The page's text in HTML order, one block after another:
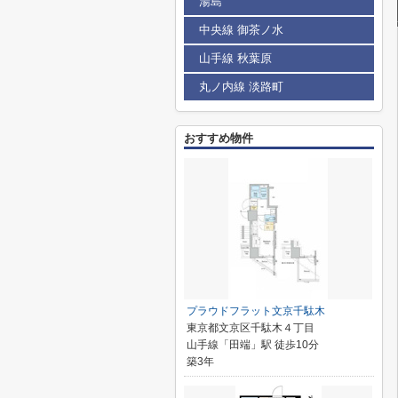
中央線 御茶ノ水
山手線 秋葉原
丸ノ内線 淡路町
おすすめ物件
プラウドフラット文京千駄木
東京都文京区千駄木４丁目
山手線「田端」駅 徒歩10分
築3年